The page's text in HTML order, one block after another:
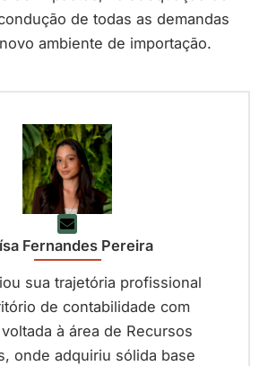
de todas as demandas
ambiente de importação.
Fernandes Pereira
sua trajetória profissional
de contabilidade com
à área de Recursos
onde adquiriu sólida base